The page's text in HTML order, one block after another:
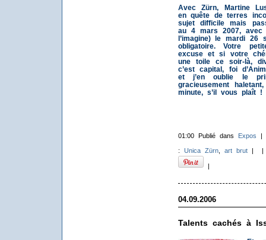
Avec Zürn, Martine
en quête de terres
sujet difficile mais
au 4 mars 2007,
l’imagine) le mardi 26
obligatoire. Votre
excuse et si votre
une toile ce soir-là,
c’est capital, foi
et j’en oublie le
gracieusement
minute, s’il vous plaît !
01:00 Publié dans Expos |
: Unica Zürn, art brut|
|
04.09.2006
Talents cachés à